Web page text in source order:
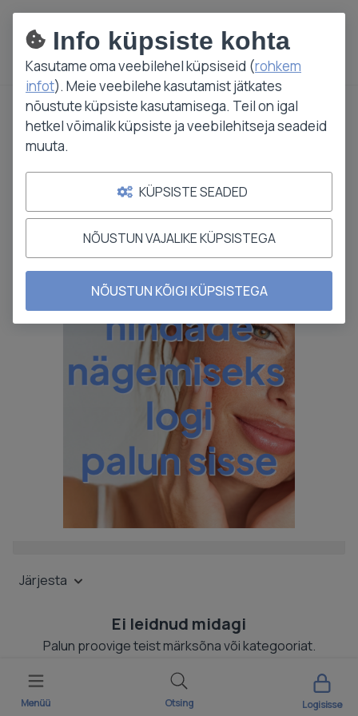
E-R 9:00-17:00
Menüü Otsing Logi sisse
Päikesekaitse
Päikesekaitse näole
Järjesta
Ei leidnud midagi
Palun proovige teist märksõna või kategooriat.
Info küpsiste kohta
Kasutame oma veebilehel küpsiseid (rohkem
infot). Meie veebilehe kasutamist jätkates
nõustute küpsiste kasutamisega. Teil on igal
hetkel võimalik küpsiste ja veebilehitseja seadeid
muuta.
KÜPSISTE SEADED
NÕUSTUN VAJALIKE KÜPSISTEGA
NÕUSTUN KÕIGI KÜPSISTEGA